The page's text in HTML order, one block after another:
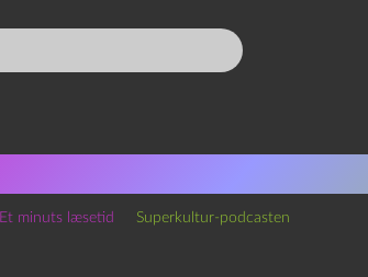
Et minuts læsetid Superkultur-podcasten